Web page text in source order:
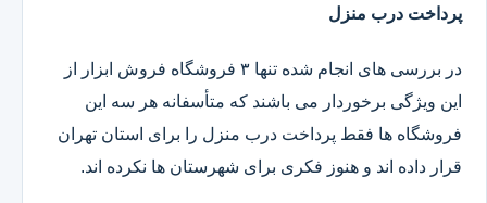
پرداخت درب منزل
در بررسی های انجام شده تنها ۳ فروشگاه فروش ابزار از
این ویژگی برخوردار می باشند که متأسفانه هر سه این
فروشگاه ها فقط پرداخت درب منزل را برای استان تهران
قرار داده اند و هنوز فکری برای شهرستان ها نکرده اند.